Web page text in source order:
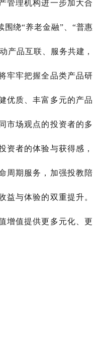
管理机构进一步加大合
围绕“养老金融”、“普惠
产品互联、服务共建，
牢牢把握全品类产品研
优质、丰富多元的产品
市场观点的投资者的多
资者的体验与获得感，
周期服务，加强投教陪
益与体验的双重提升。
增值提供更多元化、更